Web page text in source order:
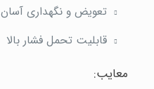
تعویض و نگهداری آسان
قابلیت تحمل فشار بالا
معایب: